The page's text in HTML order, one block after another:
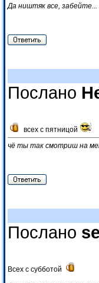
Да ништяк все, забейте...
Послано
всех с пятницой
чё ты так смотриш на
Послано
Всех с субботой